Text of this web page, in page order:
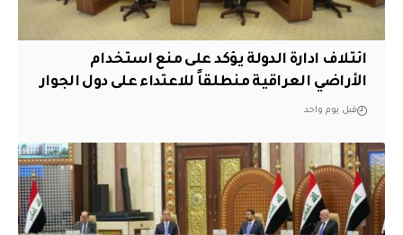
ائتلاف ادارة الدولة يؤكد على منع استخدام
الأراضي العراقية منطلقاً للاعتداء على دول الجوار
قبل يوم واحد